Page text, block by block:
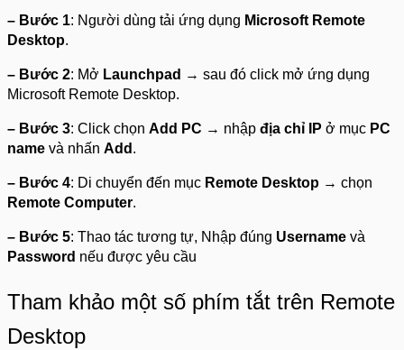
– Bước 1: Người dùng tải ứng dụng Microsoft Remote
Desktop.
– Bước 2: Mở Launchpad → sau đó click mở ứng dụng
Microsoft Remote Desktop.
– Bước 3: Click chọn Add PC → nhập địa chỉ IP ở mục PC
name và nhấn Add .
– Bước 4: Di chuyển đến mục Remote Desktop → chọn
Remote Computer.
– Bước 5: Thao tác tương tự, Nhập đúng Username và
Password nếu được yêu cầu
Tham khảo một số phím tắt trên Remote
Desktop